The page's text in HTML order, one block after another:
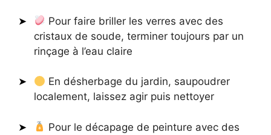
Pour faire briller les verres avec des
cristaux de soude, terminer toujours par un
rinçage à l’eau claire
En désherbage du jardin, saupoudrer
localement, laissez agir puis nettoyer
Pour le décapage de peinture avec des